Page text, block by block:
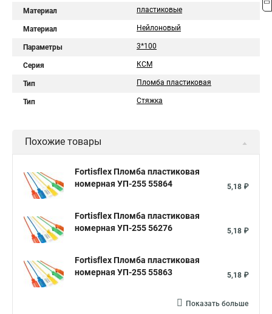
Материал пластиковые
Материал Нейлоновый
Параметры 3*100
Серия КСМ
Тип Пломба пластиковая
Тип Стяжка
Похожие товары
Fortisflex Пломба пластиковая
номерная УП-255 55864
5,18 ₽
Fortisflex Пломба пластиковая
номерная УП-255 56276
5,18 ₽
Fortisflex Пломба пластиковая
номерная УП-255 55863
5,18 ₽
Показать больше